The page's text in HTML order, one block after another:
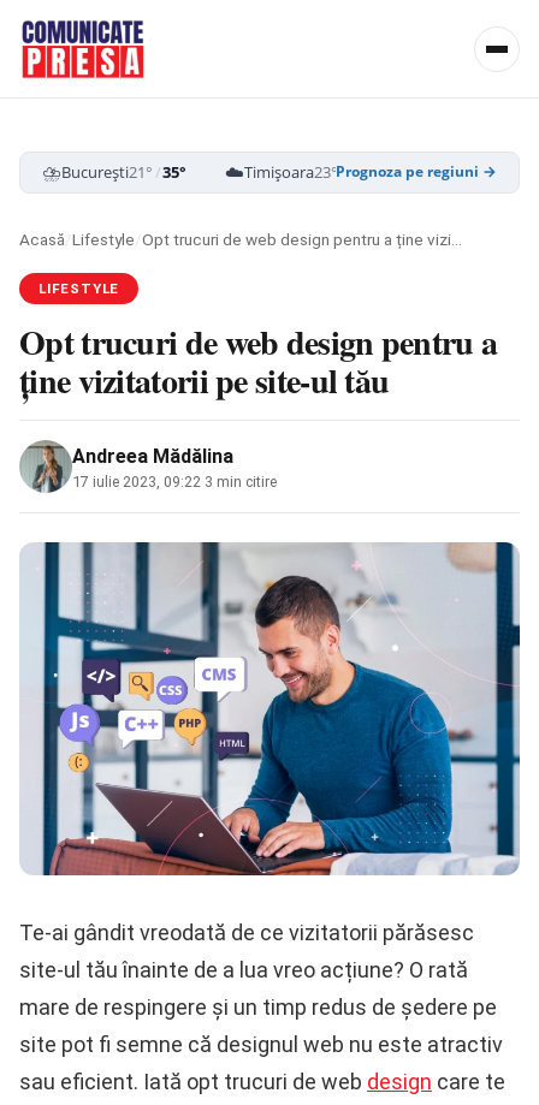
⛈️București21°/35° ☁️Timișoara23°/38° ☁️Cluj-Napoca
Prognoza pe regiuni →
Acasă/Lifestyle/
LIFESTYLE
Opt trucuri de web design pentru a
ține vizitatorii pe site-ul tău
Andreea Mădălina
17 iulie 2023, 09:22 3 min citire
Te-ai gândit vreodată de ce vizitatorii părăsesc
site-ul tău înainte de a lua vreo acțiune? O rată
mare de respingere și un timp redus de ședere pe
site pot fi semne că designul web nu este atractiv
sau eficient. Iată opt trucuri de web design care te